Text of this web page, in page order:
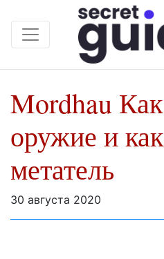
Mordhau
оружие и
метатель
30 августа 2020